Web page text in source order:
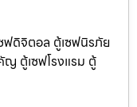
ฟดิจิตอล ตู้เซฟนิรภัย
ญ ตู้เซฟโรงแรม ตู้